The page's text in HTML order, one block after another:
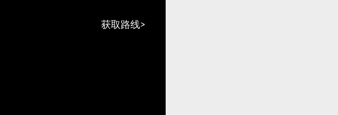
获取路线